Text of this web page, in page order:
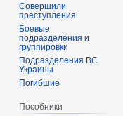
Совершили
преступления
Боевые
подразделения и
группировки
Подразделения ВС
Украины
Погибшие
Пособники